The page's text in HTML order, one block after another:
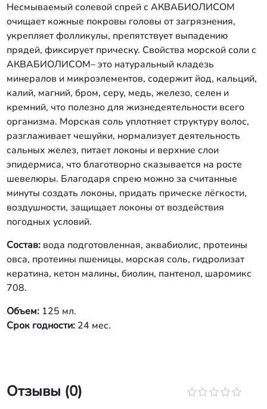
Несмываемый солевой спрей с АКВАБИОЛИСОМ
очищает кожные покровы головы от загрязнения,
укрепляет фолликулы, препятствует выпадению
прядей, фиксирует прическу. Свойства морской соли с
АКВАБИОЛИСОМ– это натуральный кладезь
минералов и микроэлементов, содержит йод, кальций,
калий, магний, бром, серу, медь, железо, селен и
кремний, что полезно для жизнедеятельности всего
организма. Морская соль уплотняет структуру волос,
разглаживает чешуйки, нормализует деятельность
сальных желез, питает локоны и верхние слои
эпидермиса, что благотворно сказывается на росте
шевелюры. Благодаря спрею можно за считанные
минуты создать локоны, придать прическе лёгкости,
воздушности, защищает локоны от воздействия
погодных условий.
Состав:вода подготовленная, аквабиолис, протеины
овса, протеины пшеницы, морская соль, гидролизат
кератина, кетон малины, биолин, пантенол, шаромикс
708.
Объем: 125 мл.
Срок годности:24 мес.
Отзывы (0)